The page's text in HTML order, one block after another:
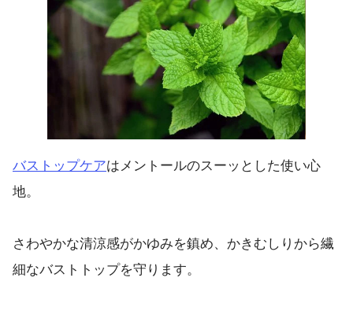
バストップケアはメントールのスーッとした使い心
地。
さわやかな清涼感がかゆみを鎮め、かきむしりから繊
細なバストトップを守ります。